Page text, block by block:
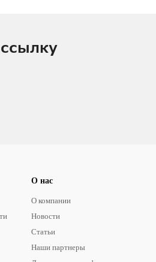
О нас
О компании
Новости
Статьи
Наши партнеры